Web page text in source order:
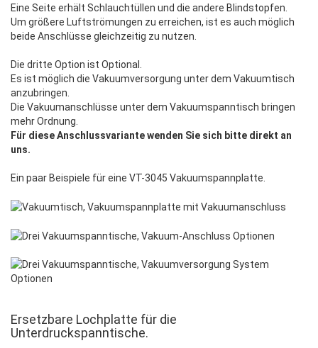
Eine Seite erhält Schlauchtüllen und die andere Blindstopfen.
Um größere Luftströmungen zu erreichen, ist es auch möglich
beide Anschlüsse gleichzeitig zu nutzen.
Die dritte Option ist Optional.
Es ist möglich die Vakuumversorgung unter dem Vakuumtisch
anzubringen.
Die Vakuumanschlüsse unter dem Vakuumspanntisch bringen
mehr Ordnung.
Für diese Anschlussvariante wenden Sie sich bitte direkt an
uns.
Ein paar Beispiele für eine VT-3045 Vakuumspannplatte.
Ersetzbare Lochplatte für die
Unterdruckspanntische.